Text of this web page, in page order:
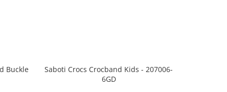
Buckle
Saboti Crocs Crocband Kids - 207006-
6GD